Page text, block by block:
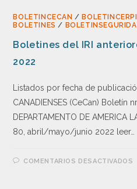
BOLETINCECAN / BOLETINCERPI
BOLETINES /
Boletines del IRI
2022
Listados por fecha de
CANADIENSES (CeCan) Boletín
DEPARTAMENTO DE AMERICA
80, abril/mayo/junio 2022 leer…
COMENTARIOS DESACTIVADOS